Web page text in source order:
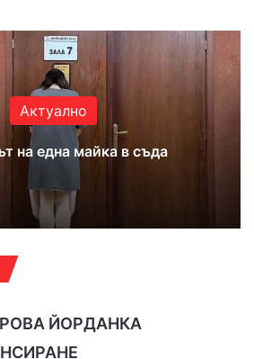
Актуално
на една майка в съда
ЙОРДАНКА